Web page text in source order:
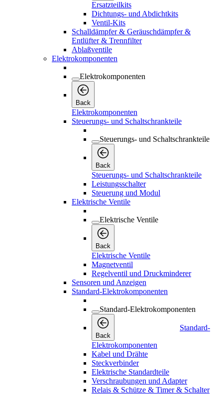
Ersatzteilkits
Dichtungs- und Abdichtkits
Ventil-Kits
Schalldämpfer & Geräuschdämpfer &
Entlüfter & Trennfilter
Ablaßventile
Elektrokomponenten
Elektrokomponenten
Back
Elektrokomponenten
Steuerungs- und Schaltschrankteile
Steuerungs- und Schaltschrankteile
Back
Steuerungs- und Schaltschrankteile
Leistungsschalter
Steuerung und Modul
Elektrische Ventile
Elektrische Ventile
Back
Elektrische Ventile
Magnetventil
Regelventil und Druckminderer
Sensoren und Anzeigen
Standard-Elektrokomponenten
Standard-Elektrokomponenten
Back
Standard-
Elektrokomponenten
Kabel und Drähte
Steckverbinder
Elektrische Standardteile
Verschraubungen und Adapter
Relais & Schütze & Timer & Schalter